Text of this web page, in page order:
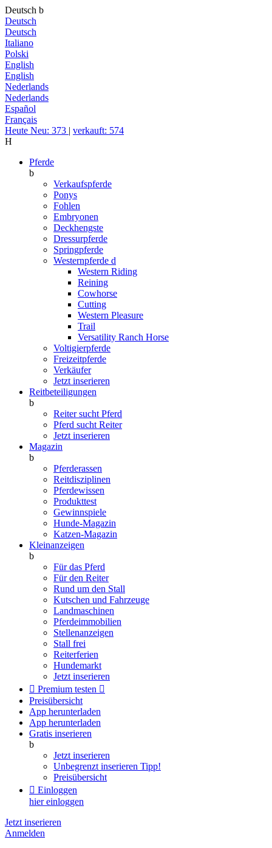
Deutsch b
Deutsch
Deutsch
Italiano
Polski
English
English
Nederlands
Nederlands
Español
Français
Heute Neu: 373 | verkauft: 574
H
Pferde
b
Verkaufspferde
Ponys
Fohlen
Embryonen
Deckhengste
Dressurpferde
Springpferde
Westernpferde d
Western Riding
Reining
Cowhorse
Cutting
Western Pleasure
Trail
Versatility Ranch Horse
Voltigierpferde
Freizeitpferde
Verkäufer
Jetzt inserieren
Reitbeteiligungen
b
Reiter sucht Pferd
Pferd sucht Reiter
Jetzt inserieren
Magazin
b
Pferderassen
Reitdisziplinen
Pferdewissen
Produkttest
Gewinnspiele
Hunde-Magazin
Katzen-Magazin
Kleinanzeigen
b
Für das Pferd
Für den Reiter
Rund um den Stall
Kutschen und Fahrzeuge
Landmaschinen
Pferdeimmobilien
Stellenanzeigen
Stall frei
Reiterferien
Hundemarkt
Jetzt inserieren
 Premium testen 
Preisübersicht
App herunterladen
App herunterladen
Gratis inserieren
b
Jetzt inserieren
Unbegrenzt inserieren Tipp!
Preisübersicht
 Einloggen
hier einloggen
Jetzt inserieren
Anmelden